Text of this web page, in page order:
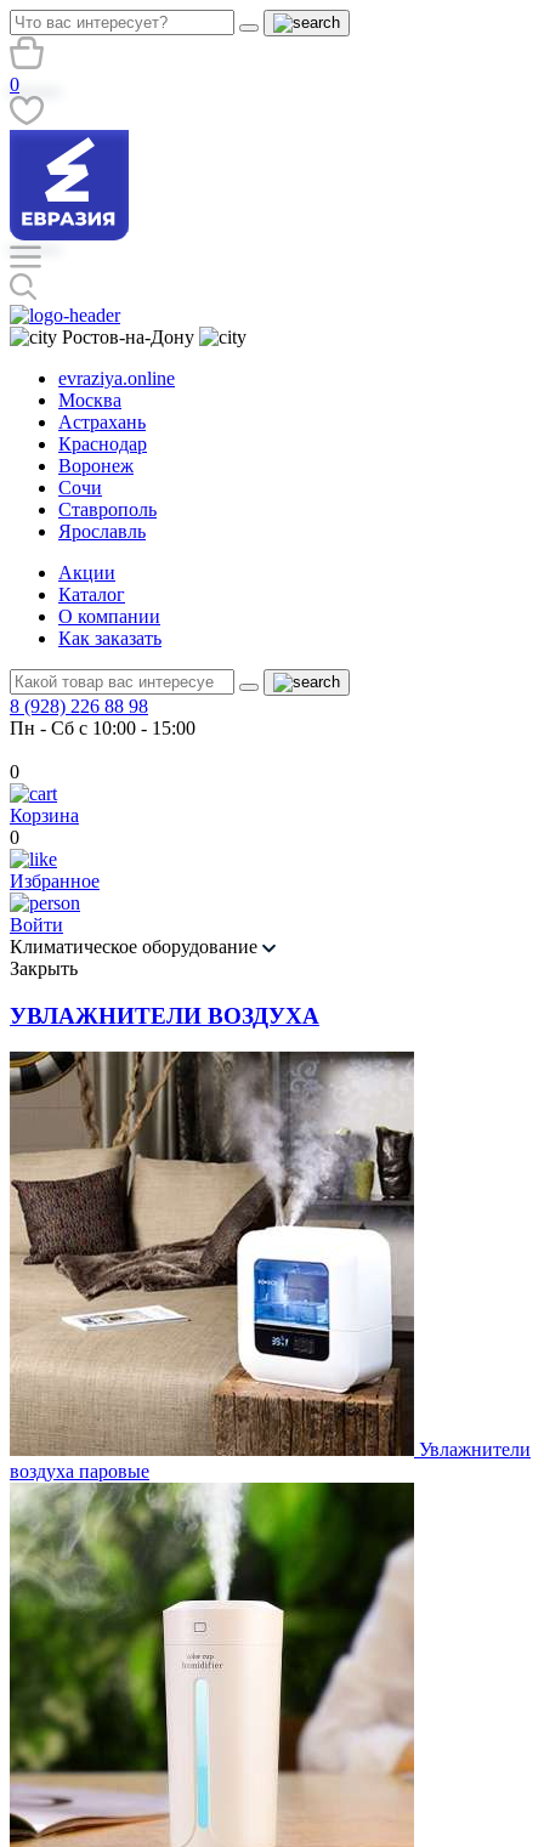
0
Ростов-на-Дону
evraziya.online
Москва
Астрахань
Краснодар
Воронеж
Сочи
Ставрополь
Ярославль
Акции
Каталог
О компании
Как заказать
8 (928) 226 88 98
Пн - Сб с 10:00 - 15:00
0
Корзина
0
Избранное
Войти
Климатическое оборудование
Закрыть
УВЛАЖНИТЕЛИ ВОЗДУХА
Увлажнители
воздуха паровые